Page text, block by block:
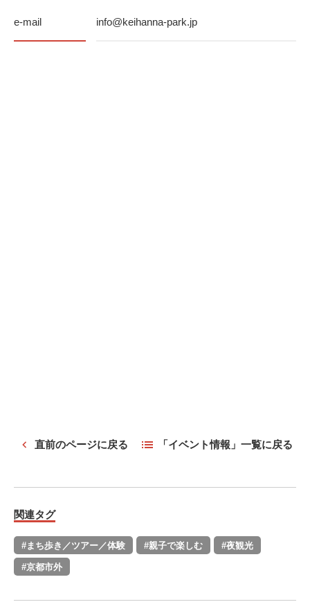
e-mail info@keihanna-park.jp
直前のページに戻る 「イベント情報」一覧に戻る
関連タグ
#まち歩き／ツアー／体験 #親子で楽しむ #夜観光
#京都市外